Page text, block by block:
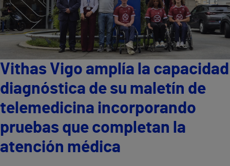
Vithas Vigo amplía la capacidad
diagnóstica de su maletín de
telemedicina incorporando
pruebas que completan la
atención médica